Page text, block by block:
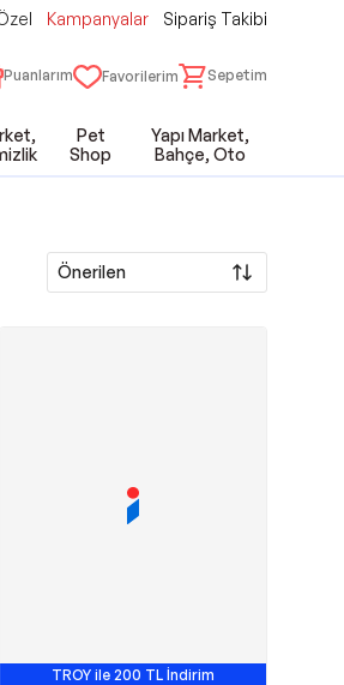
Kampanyalar Sipariş Takibi
Puanlarım Favorilerim Sepetim
Pet
Shop
Yapı Market,
Bahçe, Oto
Önerilen
TROY ile 200 TL İndirim